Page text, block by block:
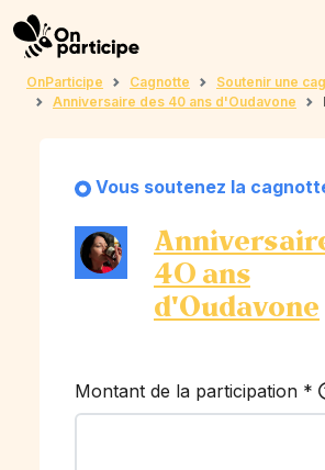
OnParticipe Cagnotte Soutenir une
Anniversaire des 40 ans d'Oudavone
Vous soutenez la
40 ans
d'Oudavone
Montant de la participation *